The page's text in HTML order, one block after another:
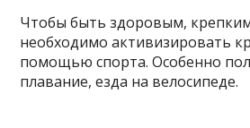
Чтобы быть здоровым,
необходимо активизировать
помощью спорта. Особенно
плавание, езда на велосипеде.